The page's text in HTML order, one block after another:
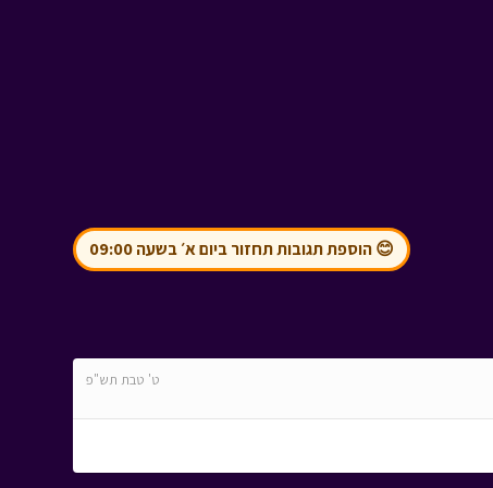
😊 הוספת תגובות תחזור ביום א׳ בשעה 09:00
ט' טבת תש"פ